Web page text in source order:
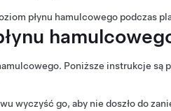
płynu hamulcowego podczas
Poniższe instrukcje
wyczyść go, aby nie doszło do